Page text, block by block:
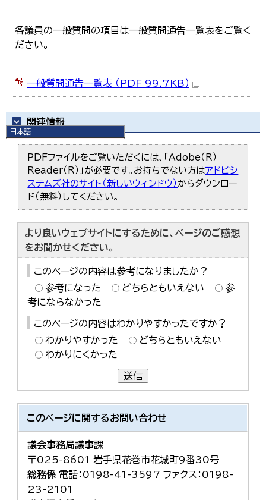
日本語
日本語
English
한국어
简体中文
繁體中文
各議員の一般質問の項目は一般質問通告一覧表をご覧く
ださい。
一般質問通告一覧表 （PDF 99.7KB）
関連情報
PDFファイルをご覧いただくには、「Adobe（R）
Reader（R）」が必要です。お持ちでない方はアドビシ
ステムズ社のサイト（新しいウィンドウ） からダウンロー
ド（無料）してください。
より良いウェブサイトにするために、ページのご感想
をお聞かせください。
このページの内容は参考になりましたか？
参考になった
どちらともいえない
参
考にならなかった
このページの内容はわかりやすかったですか？
わかりやすかった
どちらともいえない
わかりにくかった
送信
このページに関するお問い合わせ
議会事務局議事課
〒025-8601 岩手県花巻市花城町9番30号
総務係 電話：0198-41-3597 ファクス：0198-
23-2101